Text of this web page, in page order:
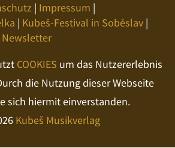
| Impressum |
| Kubeš-Festival in Soběslav |
COOKIES um das Nutzererlebnis
die Nutzung dieser Webseite
sich hiermit einverstanden.
Kubeš Musikverlag